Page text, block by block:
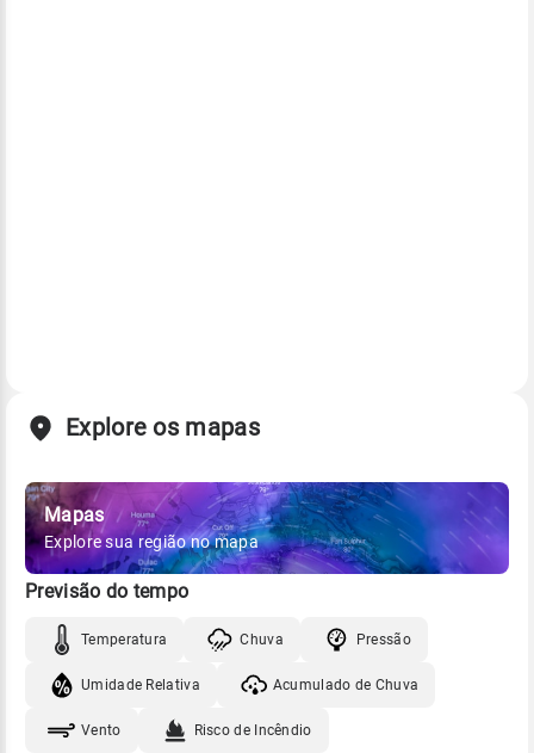
Explore os mapas
Mapas
Explore sua região no mapa
Previsão do tempo
Temperatura Chuva Pressão
Umidade Relativa Acumulado de Chuva
Vento Risco de Incêndio